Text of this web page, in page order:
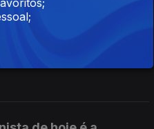
portugueses. Tem